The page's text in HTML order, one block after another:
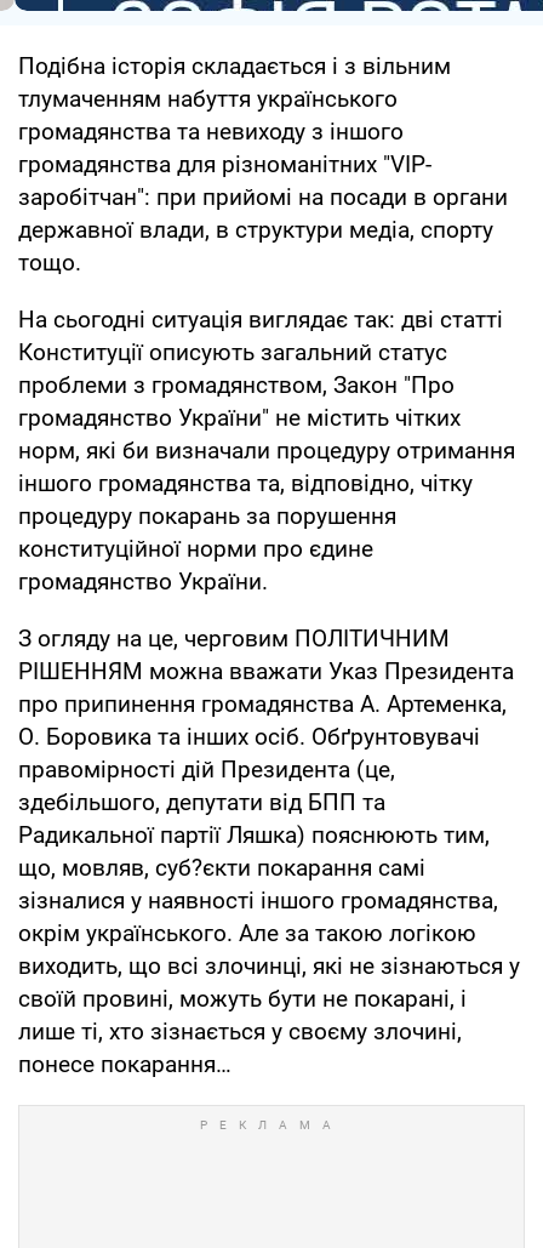
Подібна історія складається і з вільним
тлумаченням набуття українського
громадянства та невиходу з іншого
громадянства для різноманітних "VIP-
заробітчан": при прийомі на посади в органи
державної влади, в структури медіа, спорту
тощо.
На сьогодні ситуація виглядає так: дві статті
Конституції описують загальний статус
проблеми з громадянством, Закон "Про
громадянство України" не містить чітких
норм, які би визначали процедуру отримання
іншого громадянства та, відповідно, чітку
процедуру покарань за порушення
конституційної норми про єдине
громадянство України.
З огляду на це, черговим ПОЛІТИЧНИМ
РІШЕННЯМ можна вважати Указ Президента
про припинення громадянства А. Артеменка,
О. Боровика та інших осіб. Обґрунтовувачі
правомірності дій Президента (це,
здебільшого, депутати від БПП та
Радикальної партії Ляшка) пояснюють тим,
що, мовляв, суб?єкти покарання самі
зізналися у наявності іншого громадянства,
окрім українського. Але за такою логікою
виходить, що всі злочинці, які не зізнаються у
своїй провині, можуть бути не покарані, і
лише ті, хто зізнається у своєму злочині,
понесе покарання…